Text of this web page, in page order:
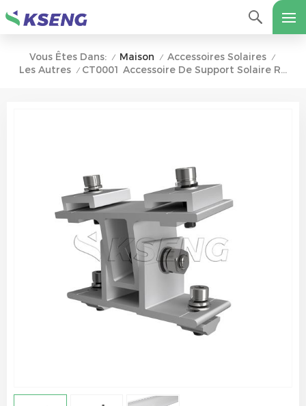
Vous Êtes Dans: / Maison / Accessoires Solaires /
Les Autres / CT0001 Accessoire De Support Solaire Réglable Pour Terrasse Au Sol Hillside